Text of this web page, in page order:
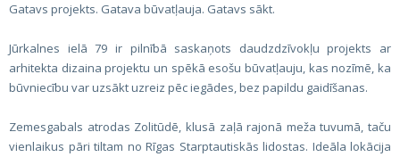
Gatavs projekts. Gatava būvatļauja. Gatavs sākt.
Jūrkalnes ielā 79 ir pilnībā saskaņots daudzdzīvokļu projekts ar
arhitekta dizaina projektu un spēkā esošu būvatļauju, kas nozīmē, ka
būvniecību var uzsākt uzreiz pēc iegādes, bez papildu gaidīšanas.
Zemesgabals atrodas Zolitūdē, klusā zaļā rajonā meža tuvumā, taču
vienlaikus pāri tiltam no Rīgas Starptautiskās lidostas. Ideāla lokācija